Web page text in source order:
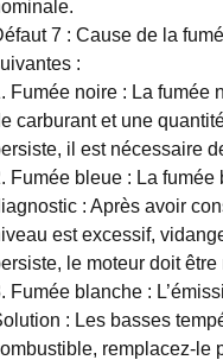
7 : Cause de la
:
Fumée noire : La fumée
carburant et une
il est nécessaire
Fumée bleue : La
: Après avoir
est excessif,
le moteur doit être
Fumée blanche :
: Les basses
remplacez-le